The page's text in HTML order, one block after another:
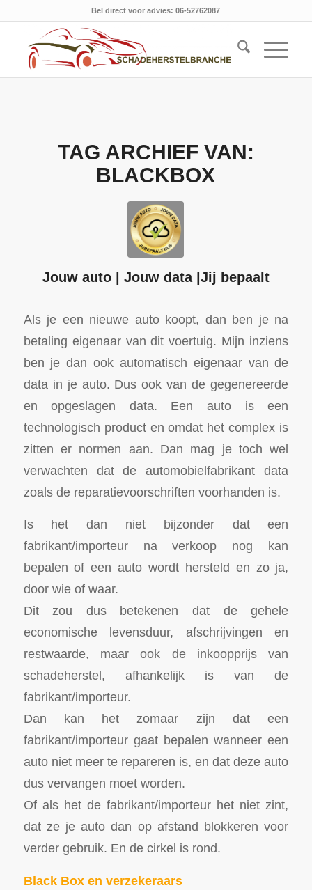
Bel direct voor advies: 06-52762087
TAG ARCHIEF VAN:
BLACKBOX
Jouw auto | Jouw data |Jij bepaalt
Als je een nieuwe auto koopt, dan ben je na
betaling eigenaar van dit voertuig. Mijn inziens
ben je dan ook automatisch eigenaar van de
data in je auto. Dus ook van de gegenereerde
en opgeslagen data. Een auto is een
technologisch product en omdat het complex is
zitten er normen aan. Dan mag je toch wel
verwachten dat de automobielfabrikant data
zoals de reparatievoorschriften voorhanden is.
Is het dan niet bijzonder dat een
fabrikant/importeur na verkoop nog kan
bepalen of een auto wordt hersteld en zo ja,
door wie of waar.
Dit zou dus betekenen dat de gehele
economische levensduur, afschrijvingen en
restwaarde, maar ook de inkoopprijs van
schadeherstel, afhankelijk is van de
fabrikant/importeur.
Dan kan het zomaar zijn dat een
fabrikant/importeur gaat bepalen wanneer een
auto niet meer te repareren is, en dat deze auto
dus vervangen moet worden.
Of als het de fabrikant/importeur het niet zint,
dat ze je auto dan op afstand blokkeren voor
verder gebruik. En de cirkel is rond.
Black Box en verzekeraars